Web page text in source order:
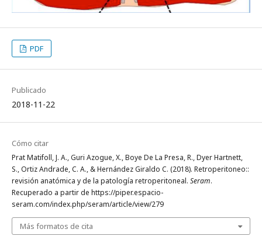
PDF
Publicado
2018-11-22
Cómo citar
Prat Matifoll, J. A., Guri Azogue, X., Boye De La Presa, R., Dyer Hartnett,
S., Ortiz Andrade, C. A., & Hernández Giraldo C. (2018). Retroperitoneo::
revisión anatómica y de la patología retroperitoneal. Seram.
Recuperado a partir de https://piper.espacio-
seram.com/index.php/seram/article/view/279
Más formatos de cita